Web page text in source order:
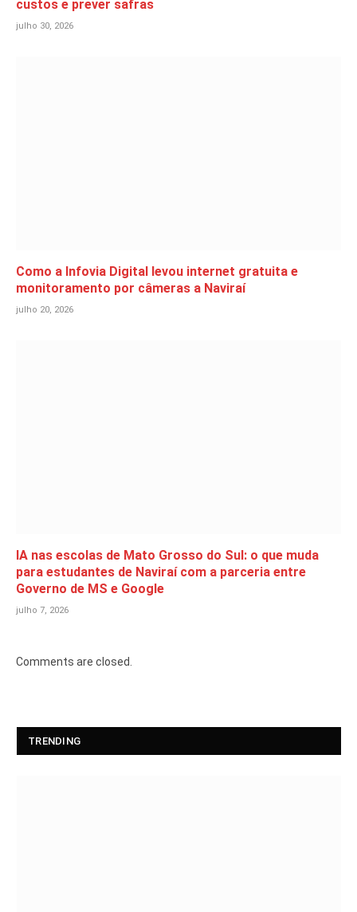
custos e prever safras
julho 30, 2026
Como a Infovia Digital levou internet gratuita e
monitoramento por câmeras a Naviraí
julho 20, 2026
IA nas escolas de Mato Grosso do Sul: o que muda
para estudantes de Naviraí com a parceria entre
Governo de MS e Google
julho 7, 2026
Comments are closed.
TRENDING